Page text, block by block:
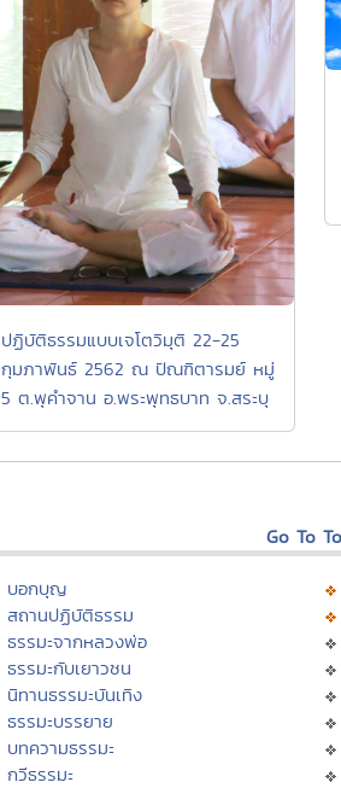
ปฏิบัติธรรมแบบเจโตวิมุติ 22-25
กุมภาพันธ์ 2562 ณ ปัณฑิตารมย์ หมู่
5 ต.พุคำจาน อ.พระพุทธบาท จ.สระบุ
Go To
บอกบุญ
สถานปฏิบัติธรรม
ธรรมะจากหลวงพ่อ
ธรรมะกับเยาวชน
นิทานธรรมะบันเทิง
ธรรมะบรรยาย
บทความธรรมะ
กวีธรรมะ